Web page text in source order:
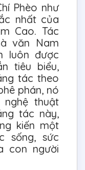
Phèo như
nhất của
Cao. Tác
văn Nam
luôn được
tiêu biểu,
tác theo
phán, nó
thuật
tác này,
kiến một
sống, sức
con người